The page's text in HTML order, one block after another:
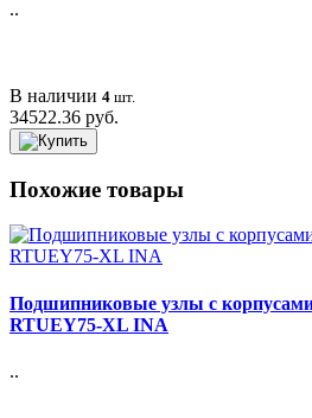
..
В наличии 4 шт.
34522.36 руб.
Похожие товары
Подшипниковые узлы с
RTUEY75-XL INA
..